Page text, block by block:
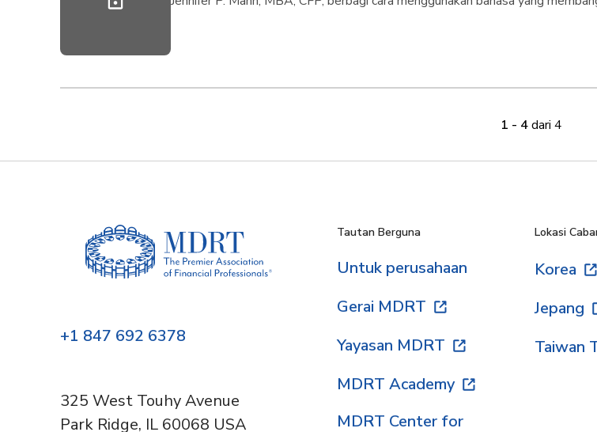
1 - 4dari 4
+1 847 692 6378
325 West Touhy Avenue
Park Ridge, IL 60068 USA
Tautan Berguna
Untuk perusahaan
Gerai MDRT
Yayasan MDRT
MDRT Academy
MDRT Center for
Lokasi
Korea
Jepang
Taiwan